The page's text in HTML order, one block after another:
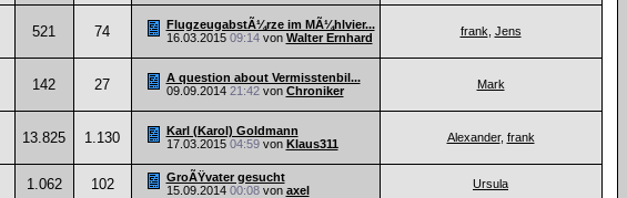
521 74
FlugzeugabstÃ¼rze im MÃ¼hlvier...
16.03.2015 09:14von Walter Ernhard frank Jens
142 27
A question about Vermisstenbil...
09.09.2014 21:42von Chroniker Mark
13.825 1.130
Karl (Karol) Goldmann
17.03.2015 04:59von Klaus311 Alexander, frank
1.062 102
GroÃŸvater gesucht
15.09.2014 00:08von axel Ursula